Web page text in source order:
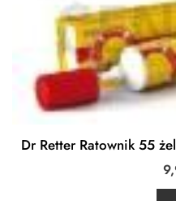
Dr Retter Ratownik 55